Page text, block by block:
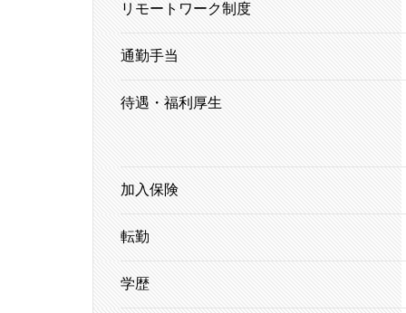
リモートワーク制度
通勤手当
待遇・福利厚生
加入保険
転勤
学歴